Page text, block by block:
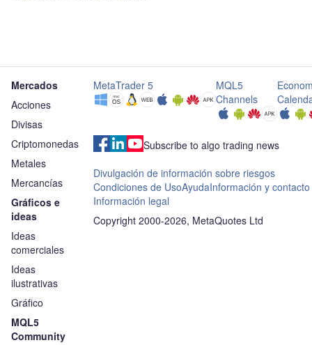
Mercados
Acciones
Divisas
Criptomonedas
Metales
Mercancías
Gráficos e
ideas
Ideas
comerciales
Ideas
ilustrativas
Gráfico
MQL5
Community
MetaTrader 5
MQL5
Channels
Subscribe to algo trading news
Divulgación de información sobre riesgos
Condiciones de UsoAyudaInformación y contacto
Información legal
Copyright 2000-2026, MetaQuotes Ltd